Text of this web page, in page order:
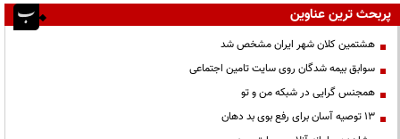
پربحث ترین عناوین
هشتمین کلان شهر ایران مشخص شد
سوابق بیمه شدگان روی سایت تامین اجتماعی
همجنس گرایی در شبکه من و تو
13 توصیه آسان برای رفع بوی بد دهان